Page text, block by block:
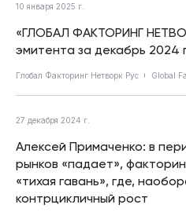
10 января 2025 г.
«ГЛОБАЛ ФАКТОРИНГ
эмитента за декабрь 2024
Глобал Факторинг Нетворк Рус Global
27 декабря 2024 г.
Алексей Примаченко: в
рынков «падает»,
«тихая гавань», где,
контрцикличный рост